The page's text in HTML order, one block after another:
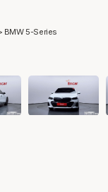
BMW 5-Series